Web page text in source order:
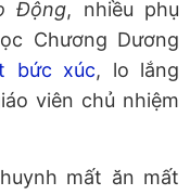
Động, nhiều phụ
Chương Dương
bức xúc, lo lắng
viên chủ nhiệm
mất ăn mất